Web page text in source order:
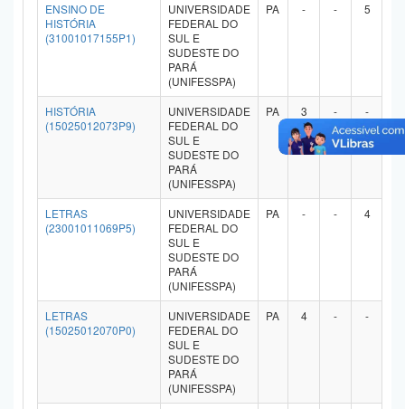
ENSINO DE
HISTÓRIA
(31001017155P1)
UNIVERSIDADE
FEDERAL DO
SUL E
SUDESTE DO
PARÁ
(UNIFESSPA)
PA - - 5
HISTÓRIA
(15025012073P9)
UNIVERSIDADE
FEDERAL DO
SUL E
SUDESTE DO
PARÁ
(UNIFESSPA)
PA 3 - -
LETRAS
(23001011069P5)
UNIVERSIDADE
FEDERAL DO
SUL E
SUDESTE DO
PARÁ
(UNIFESSPA)
PA - - 4
LETRAS
(15025012070P0)
UNIVERSIDADE
FEDERAL DO
SUL E
SUDESTE DO
PARÁ
(UNIFESSPA)
PA 4 - -